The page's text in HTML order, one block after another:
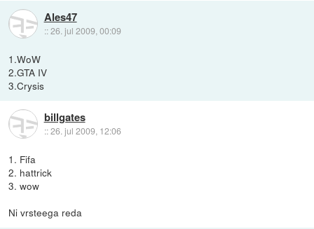
Ales47
::26. jul 2009, 00:09
1.WoW
2.GTA IV
3.Crysis
billgates
::26. jul 2009, 12:06
1. Fifa
2. hattrick
3. wow
Ni vrsteega reda